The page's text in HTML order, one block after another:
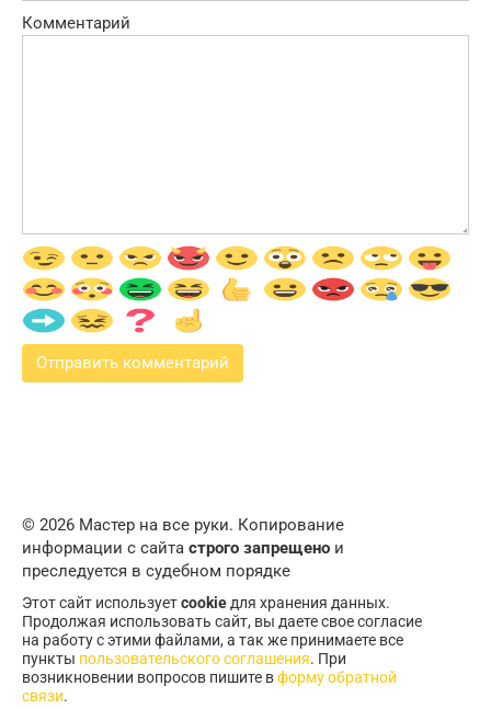
Комментарий
© 2026 Мастер на все руки. Копирование
информации с сайта строго запрещено и
преследуется в судебном порядке
Этот сайт используетcookie для хранения данных.
Продолжая использовать сайт, вы даете свое согласие
на работу с этими файлами, а так же принимаете все
пункты пользовательского соглашения. При
возникновении вопросов пишите вформу обратной
связи.